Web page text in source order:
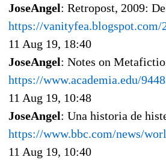
JoseAngel: Retropost, 2009:
https://vanityfea.blogspot.com/
11 Aug 19, 18:40
JoseAngel: Notes on
https://www.academia.edu/
11 Aug 19, 10:48
JoseAngel: Una historia de
https://www.bbc.com/news/
11 Aug 19, 10:40